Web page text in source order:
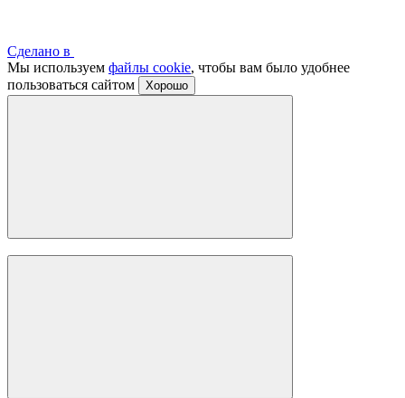
Сделано в
Мы используем файлы cookie, чтобы вам было удобнее
пользоваться сайтом
Хорошо